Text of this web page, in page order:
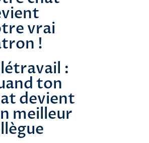
vrai
!
:
ton
devient
meilleur